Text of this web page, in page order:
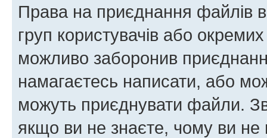
Права на приєднання файлів
груп користувачів або
можливо заборонив
намагаєтесь написати, або
можуть приєднувати файли.
якщо ви не знаєте, чому ви